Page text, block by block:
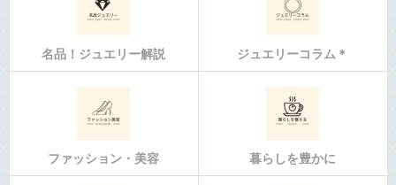
名品！ジュエリー解説 ジュエリーコラム＊
ファッション・美容 暮らしを豊かに